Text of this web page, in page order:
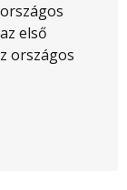
első
országos